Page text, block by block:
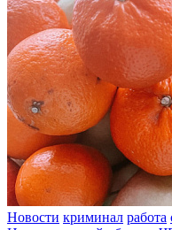
Новости криминал работа